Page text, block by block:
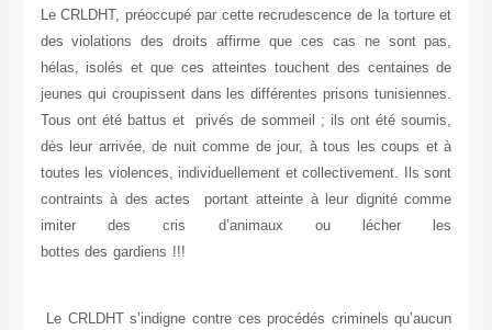
Le CRLDHT, préoccupé par cette recrudescence de la torture et
des violations des droits affirme que ces cas ne sont pas,
hélas, isolés et que ces atteintes touchent des centaines de
jeunes qui croupissent dans les différentes prisons tunisiennes.
Tous ont été battus et privés de sommeil ; ils ont été soumis,
dès leur arrivée, de nuit comme de jour, à tous les coups et à
toutes les violences, individuellement et collectivement. Ils sont
contraints à des actes portant atteinte à leur dignité comme
imiter des cris d’animaux ou lécher les
bottes des gardiens !!!
Le CRLDHT s’indigne contre ces procédés criminels qu’aucun